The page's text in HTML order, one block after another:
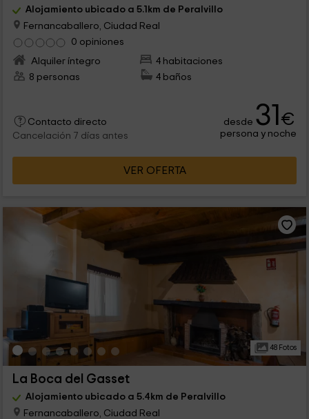
Alojamiento ubicado a 5.1km de Peralvillo
Fernancaballero, Ciudad Real
0 opiniones
Alquiler íntegro
4 habitaciones
8 personas
4 baños
Contacto directo
Cancelación 7 días antes
desde 31€
persona y noche
VER OFERTA
48 Fotos
La Boca del Gasset
Alojamiento ubicado a 5.4km de Peralvillo
Fernancaballero, Ciudad Real